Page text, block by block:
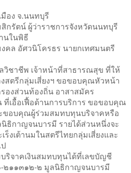
มือง จ.นนทบุรี
กรัตน์ ผู้ว่าราชการจังหวัดนนทบุรี
นในพิธี
คล อัศวนิโครธร นายกเทศมนตรี
ชาชีพ เจ้าหน้าที่สาธารณสุข ที่ให้
สตรีกลุ่มเสี่ยงฯ ขอขอบคุณหัวหน้า
องส่วนท้องถิ่น อาสาสมัคร
เอื้อเฟื้อด้านการบริการ ขอขอบคุณ
ขอบคุณผู้ร่วมสมทบทุนบริจาคหรือ
ธิกาญจนบารมี รายได้ส่วนหนึ่งจะ
ร็งเต้านมในสตรีไทยกลุ่มเสี่ยงและ
ริจาคเงินสมทบทุนได้ที่เลขบัญชี
๒๑๑๓๑๒-๒ มูลนิธิกาญจนบารมี